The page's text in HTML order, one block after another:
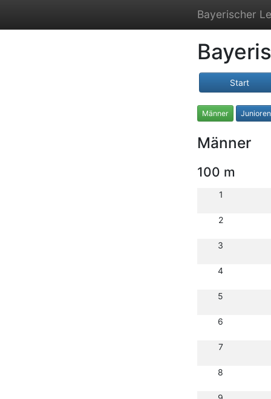
Bayerischer
Start
Männer
Männer
100 m
1
2
3
4
5
6
7
8